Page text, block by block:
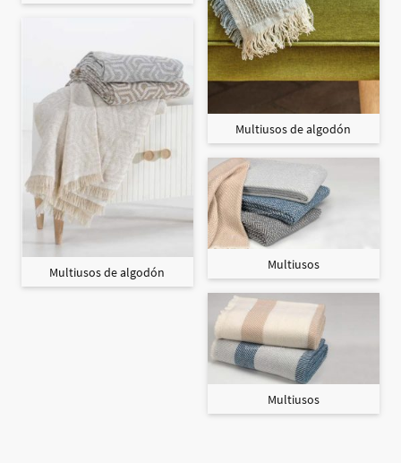
Multiusos de algodón
Multiusos de algodón
Multiusos
Multiusos